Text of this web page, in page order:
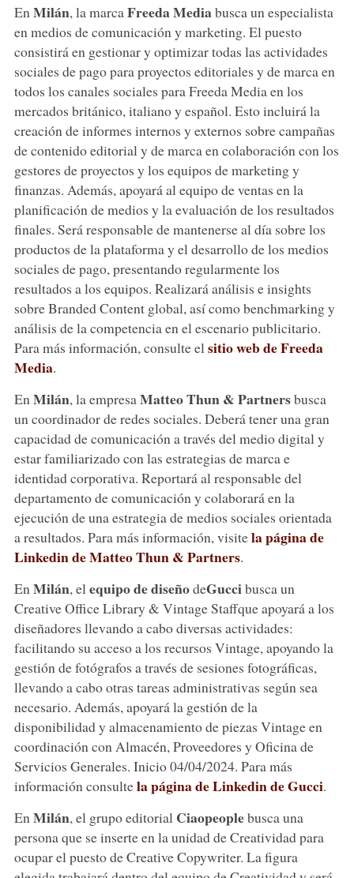
En Milán, la marca FreedaMediabusca un especialista
en medios de comunicación y marketing. El puesto
consistirá en gestionar y optimizar todas las actividades
sociales de pago para proyectos editoriales y de marca en
todos los canales sociales para Freeda Media en los
mercados británico, italiano y español. Esto incluirá la
creación de informes internos y externos sobre campañas
de contenido editorial y de marca en colaboración con los
gestores de proyectos y los equipos de marketing y
finanzas. Además, apoyará al equipo de ventas en la
planificación de medios y la evaluación de los resultados
finales. Será responsable de mantenerse al día sobre los
productos de la plataforma y el desarrollo de los medios
sociales de pago, presentando regularmente los
resultados a los equipos. Realizará análisis e insights
sobre Branded Content global, así como benchmarking y
análisis de la competencia en el escenario publicitario.
Para más información, consulte el sitio web de Freeda
Media.
En Milán, la empresaMatteo Thun & Partnersbusca
un coordinador de redes sociales. Deberá tener una gran
capacidad de comunicación a través del medio digital y
estar familiarizado con las estrategias de marca e
identidad corporativa. Reportará al responsable del
departamento de comunicación y colaborará en la
ejecución de una estrategia de medios sociales orientada
a resultados. Para más información, visitela página de
Linkedin de Matteo Thun&Partners.
En Milán, el equipo de diseñodeGuccibusca un
Creative Office Library & Vintage Staffque apoyará a los
diseñadores llevando a cabo diversas actividades:
facilitando su acceso a los recursos Vintage, apoyando la
gestión de fotógrafos a través de sesiones fotográficas,
llevando a cabo otras tareas administrativas según sea
necesario. Además, apoyará la gestión de la
disponibilidad y almacenamiento de piezas Vintage en
coordinación con Almacén, Proveedores y Oficina de
Servicios Generales. Inicio 04/04/2024. Para más
información consultela página de Linkedin de Gucci.
En Milán, el grupo editorial Ciaopeoplebusca una
persona que se inserte en la unidad de Creatividad para
ocupar el puesto de Creative Copywriter. La figura